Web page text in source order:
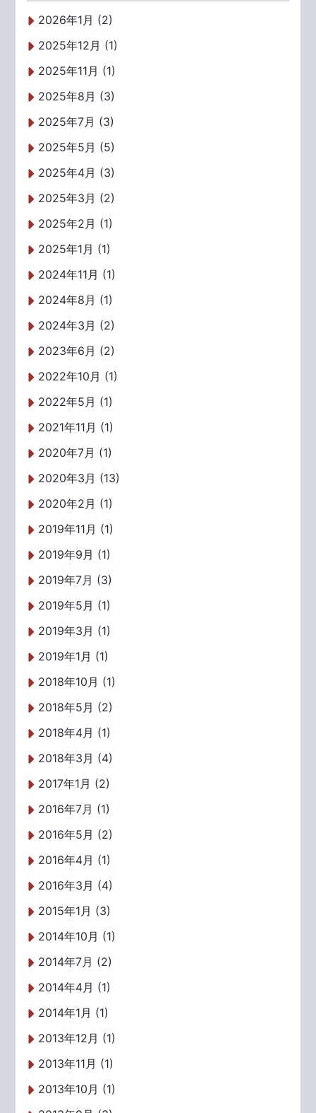
2026年1月 (2)
2025年12月 (1)
2025年11月 (1)
2025年8月 (3)
2025年7月 (3)
2025年5月 (5)
2025年4月 (3)
2025年3月 (2)
2025年2月 (1)
2025年1月 (1)
2024年11月 (1)
2024年8月 (1)
2024年3月 (2)
2023年6月 (2)
2022年10月 (1)
2022年5月 (1)
2021年11月 (1)
2020年7月 (1)
2020年3月 (13)
2020年2月 (1)
2019年11月 (1)
2019年9月 (1)
2019年7月 (3)
2019年5月 (1)
2019年3月 (1)
2019年1月 (1)
2018年10月 (1)
2018年5月 (2)
2018年4月 (1)
2018年3月 (4)
2017年1月 (2)
2016年7月 (1)
2016年5月 (2)
2016年4月 (1)
2016年3月 (4)
2015年1月 (3)
2014年10月 (1)
2014年7月 (2)
2014年4月 (1)
2014年1月 (1)
2013年12月 (1)
2013年11月 (1)
2013年10月 (1)